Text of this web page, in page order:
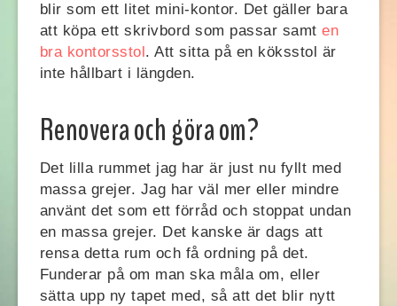
blir som ett litet mini-kontor. Det gäller bara
att köpa ett skrivbord som passar samten
bra kontorsstol . Att sitta på en köksstol är
inte hållbart i längden.
Renovera och göra om?
Det lilla rummet jag har är just nu fyllt med
massa grejer. Jag har väl mer eller mindre
använt det som ett förråd och stoppat undan
en massa grejer. Det kanske är dags att
rensa detta rum och få ordning på det.
Funderar på om man ska måla om, eller
sätta upp ny tapet med, så att det blir nytt